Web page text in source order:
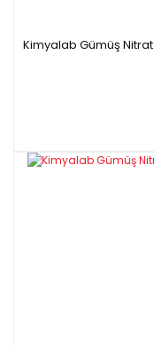
Kimyalab Gümüş